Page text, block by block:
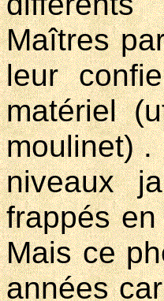
Maîtres
leur
matériel
moulinet) .
niveaux
frappés
Mais ce
années